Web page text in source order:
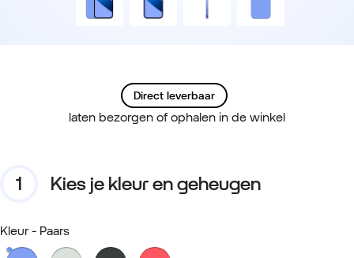
Direct leverbaar
laten bezorgen of ophalen in de winkel
Kies je kleur en geheugen
Kleur - Paars